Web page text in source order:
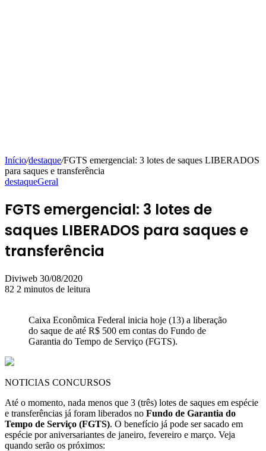
Início/destaque/FGTS emergencial: 3 lotes de saques LIBERADOS
para saques e transferência
destaqueGeral
FGTS emergencial: 3 lotes de
saques LIBERADOS para saques e
transferência
Diviweb Mande
um
30/08/2020
82 2 minutos de leitura
Caixa Econômica Federal inicia hoje (13) a liberação
do saque de até R$ 500 em contas do Fundo de
Garantia do Tempo de Serviço (FGTS).
NOTICIAS CONCURSOS
Até o momento, nada menos que 3 (três) lotes de saques em espécie
e transferências já foram liberados no Fundo de Garantia do
Tempo de Serviço (FGTS). O benefício já pode ser sacado em
espécie por aniversariantes de janeiro, fevereiro e março. Veja
quando serão os próximos: